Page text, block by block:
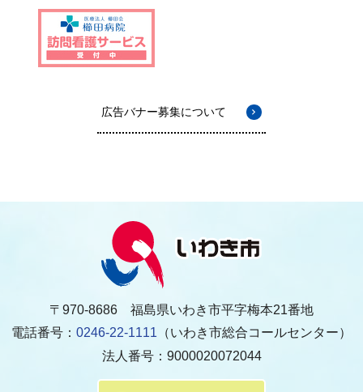
広告バナー募集について
〒970-8686 福島県いわき市平字梅本21番地
電話番号： 0246-22-1111 （いわき市総合コールセンター）
法人番号：9000020072044